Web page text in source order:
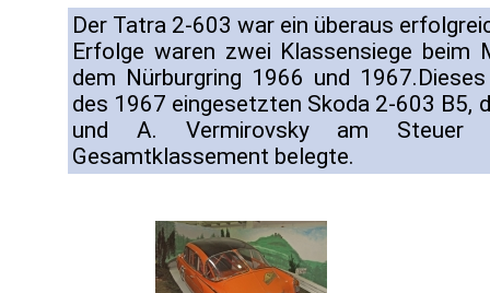
Der Tatra 2-603 war ein überaus
Erfolge waren zwei Klassensiege beim
dem Nürburgring 1966 und
des 1967 eingesetzten Skoda 2-603 B5,
und A. Vermirovsky am
Gesamtklassement belegte.